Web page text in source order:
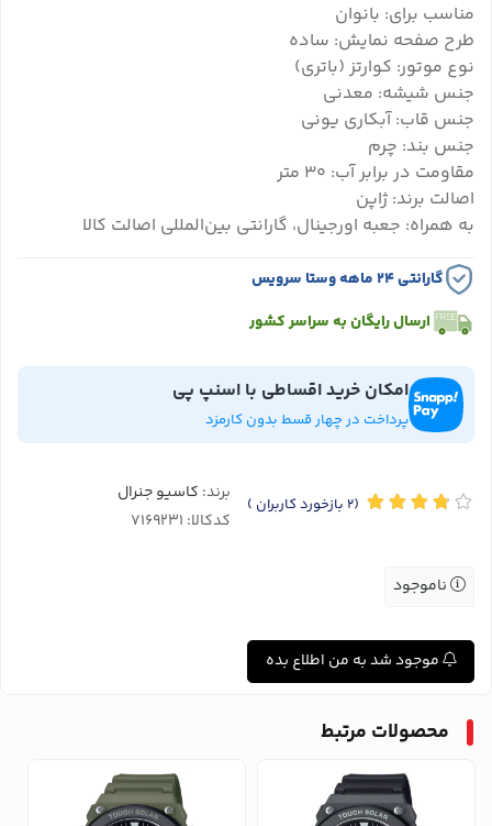
مناسب برای: بانوان
طرح صفحه نمایش: ساده
نوع موتور: کوارتز (باتری)
جنس شیشه: معدنی
جنس قاب: آبکاری یونی
جنس بند: چرم
مقاومت در برابر آب: 30 متر
اصالت برند: ژاپن
به همراه: جعبه اورجینال، گارانتی بین‌المللی اصالت کالا
گارانتی ۲۴ ماهه وستا سرویس
ارسال رایگان به سراسر کشور
امکان خرید اقساطی با اسنپ پی
پرداخت در چهار قسط بدون کارمزد
(2 بازخورد کاربران ) برند: کاسیو جنرال
کدکالا:
ناموجود
موجود شد به من اطلاع بده
محصولات مرتبط